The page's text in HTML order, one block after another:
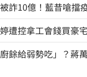
詐10億！藍昔嗆擋
遭控拿工會錢買豪
會都貼錢
餘給弱勢吃」？蔣